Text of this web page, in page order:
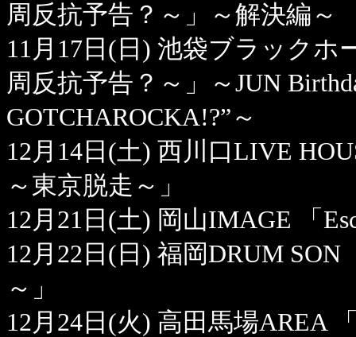
周反抗予告？～」～解決編～
11月17日(日) 池袋ブラックホ
周反抗予告？～」～JUN
GOTCHAROCKA!?”～
12月14日(土) 西川口LIVE
～東京脱走～」
12月21日(土) 岡山IMAGE 「
12月22日(日) 福岡DRUM SON
～」
12月24日(火) 高田馬場AREA